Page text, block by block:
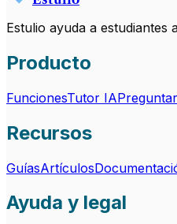
Estulio ayuda a estudiantes
Producto
FuncionesTutor IA
Recursos
GuíasArtículos
Ayuda y legal